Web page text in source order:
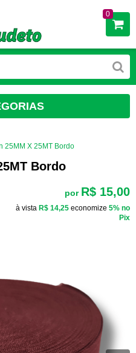
0
25MM X 25MT Bordo
Bordo
por R$ 15,00
à vista R$ 14,25 economize 5% no
Pix